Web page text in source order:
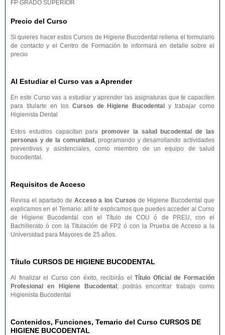
FP GRADO SUPERIOR
Precio del Curso
Si quieres hacer estos Cursos de Higiene Bucodental rellena el formulario
de contacto y el Centro de Formación te informará en detalle sobre el
precio
Al Estudiar el Curso vas a Aprender
En este Curso vas a estudiar y aprender las asignaturas que te capaciten
para titularte en los Cursos de Higiene Bucodental
y trabajar como
Higienista Dental
Estos estudios capacitan parapromover la salud bucodental de las
personas y de la comunidad , programando y desarrollando actividades
preventivas y asistenciales, como miembro de un equipo de salud
bucodental.
Requisitos de Acceso
Revisa el apartado deAcceso a los Cursos de Higiene Bucodental que
explicamos en el Temario: allí te explicamos que puedes acceder al Curso
de Higiene Bucodental con el Título de COU ó de PREU, con el
Bachillerato ó con la Titulación de FP2 ó con la Prueba de Acceso a la
Universidad para Mayores de 25 años.
Título CURSOS DE HIGIENE BUCODENTAL
Al finalizar el Curso con éxito, recibirás elTítulo Oficial de Formación
Profesional en Higiene Bucodental ; podrás encontrar trabajo como
Higienista Bucodental
Contenidos, Funciones, Temario del Curso CURSOS DE
HIGIENE BUCODENTAL